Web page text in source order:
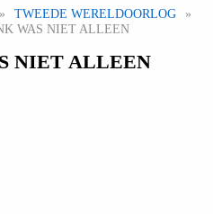
» TWEEDE WERELDOORLOG
»
WAS NIET ALLEEN
NIET ALLEEN